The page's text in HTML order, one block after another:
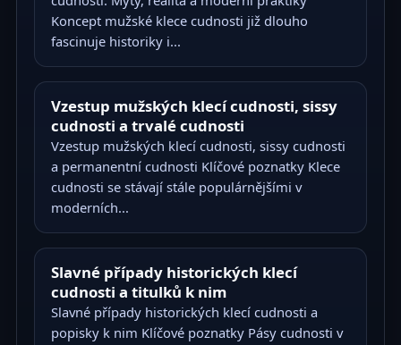
Koncept mužské klece cudnosti již dlouho
fascinuje historiky i...
Vzestup mužských klecí cudnosti, sissy
cudnosti a trvalé cudnosti
Vzestup mužských klecí cudnosti, sissy cudnosti
a permanentní cudnosti Klíčové poznatky Klece
cudnosti se stávají stále populárnějšími v
moderních...
Slavné případy historických klecí
cudnosti a titulků k nim
Slavné případy historických klecí cudnosti a
popisky k nim Klíčové poznatky Pásy cudnosti v